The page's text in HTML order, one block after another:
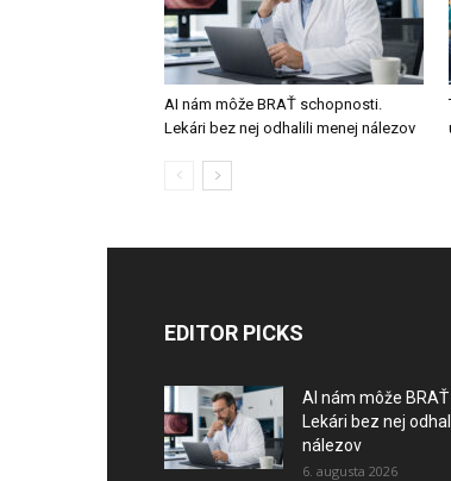
AI nám môže BRAŤ schopnosti.
Lekári bez nej odhalili menej nálezov
EDITOR PICKS
AI nám môže BRAŤ
Lekári bez nej
nálezov
6. augusta 2026